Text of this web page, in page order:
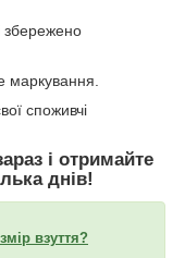
збережено
маркування.
споживчі
і отримайте
днів!
взуття?